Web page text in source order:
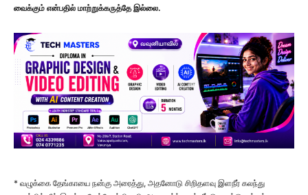
வைக்கும் என்பதில் மாற்றுக்கருத்தே இல்லை.
* வழுக்கை தேங்காயை நன்கு அரைத்து, அதனோடு சிறிதளவு இளநீர் கலந்து